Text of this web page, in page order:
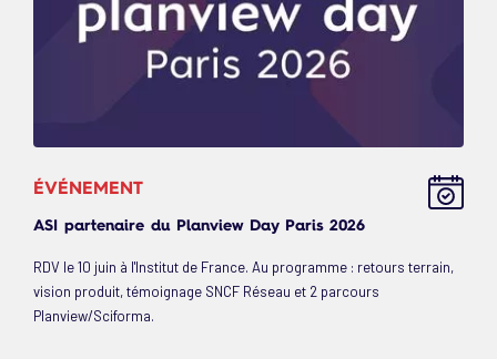
ÉVÉNEMENT
ASI partenaire du Planview Day Paris 2026
RDV le 10 juin à l'Institut de France. Au programme : retours terrain,
vision produit, témoignage SNCF Réseau et 2 parcours
Planview/Sciforma.